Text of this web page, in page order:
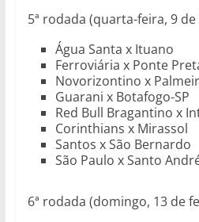
5ª rodada (quarta-feira, 9
Água Santa x Ituano
Ferroviária x Ponte
Novorizontino x
Guarani x Botafogo-SP
Red Bull Bragantino x
Corinthians x Mirassol
Santos x São Bernardo
São Paulo x Santo
6ª rodada (domingo, 13 de